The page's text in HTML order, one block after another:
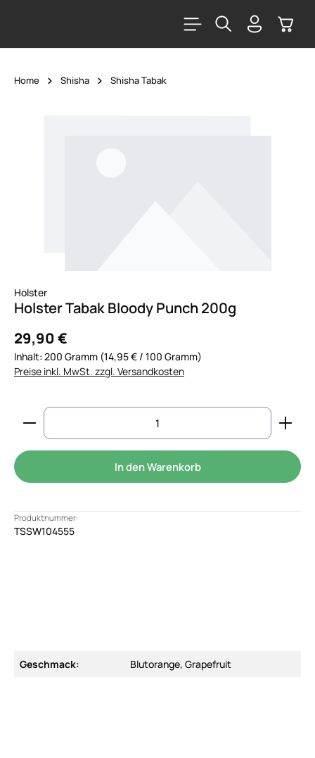
Home Shisha Shisha Tabak
Holster
Holster Tabak Bloody Punch 200g
29,90 €
Inhalt: 200 Gramm (14,95 € / 100 Gramm)
Preise inkl. MwSt. zzgl. Versandkosten
Produkt Anzahl: Gib den gewünschten Wert
In den Warenkorb
Produktnummer:
TSSW104555
Geschmack: Blutorange, Grapefruit